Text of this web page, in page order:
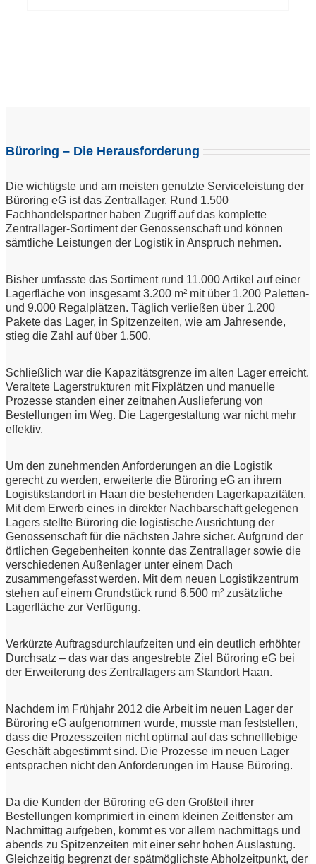
Büroring – Die Herausforderung
Die wichtigste und am meisten genutzte Serviceleistung der
Büroring eG ist das Zentrallager. Rund 1.500
Fachhandelspartner haben Zugriff auf das komplette
Zentrallager-Sortiment der Genossenschaft und können
sämtliche Leistungen der Logistik in Anspruch nehmen.
Bisher umfasste das Sortiment rund 11.000 Artikel auf einer
Lagerfläche von insgesamt 3.200 m² mit über 1.200 Paletten-
und 9.000 Regalplätzen. Täglich verließen über 1.200
Pakete das Lager, in Spitzenzeiten, wie am Jahresende,
stieg die Zahl auf über 1.500.
Schließlich war die Kapazitätsgrenze im alten Lager erreicht.
Veraltete Lagerstrukturen mit Fixplätzen und manuelle
Prozesse standen einer zeitnahen Auslieferung von
Bestellungen im Weg. Die Lagergestaltung war nicht mehr
effektiv.
Um den zunehmenden Anforderungen an die Logistik
gerecht zu werden, erweiterte die Büroring eG an ihrem
Logistikstandort in Haan die bestehenden Lagerkapazitäten.
Mit dem Erwerb eines in direkter Nachbarschaft gelegenen
Lagers stellte Büroring die logistische Ausrichtung der
Genossenschaft für die nächsten Jahre sicher. Aufgrund der
örtlichen Gegebenheiten konnte das Zentrallager sowie die
verschiedenen Außenlager unter einem Dach
zusammengefasst werden. Mit dem neuen Logistikzentrum
stehen auf einem Grundstück rund 6.500 m² zusätzliche
Lagerfläche zur Verfügung.
Verkürzte Auftragsdurchlaufzeiten und ein deutlich erhöhter
Durchsatz – das war das angestrebte Ziel Büroring eG bei
der Erweiterung des Zentrallagers am Standort Haan.
Nachdem im Frühjahr 2012 die Arbeit im neuen Lager der
Büroring eG aufgenommen wurde, musste man feststellen,
dass die Prozesszeiten nicht optimal auf das schnelllebige
Geschäft abgestimmt sind. Die Prozesse im neuen Lager
entsprachen nicht den Anforderungen im Hause Büroring.
Da die Kunden der Büroring eG den Großteil ihrer
Bestellungen komprimiert in einem kleinen Zeitfenster am
Nachmittag aufgeben, kommt es vor allem nachmittags und
abends zu Spitzenzeiten mit einer sehr hohen Auslastung.
Gleichzeitig begrenzt der spätmöglichste Abholzeitpunkt, der